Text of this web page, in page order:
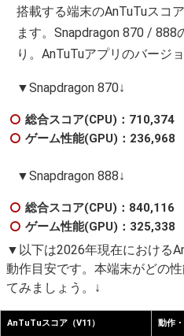
搭載する端末のAnTuTuスコ
ます。Snapdragon 870 / 888
り。AnTuTuアプリのバージ
▼Snapdragon 870↓
総合スコア(CPU)：710,374
ゲーム性能(GPU)：236,968
▼Snapdragon 888↓
総合スコア(CPU)：840,116
ゲーム性能(GPU)：325,338
▼以下は2026年現在における
動作目安です。本端末がどの
てみましょう。↓
AnTuTuスコア（V11） 動作